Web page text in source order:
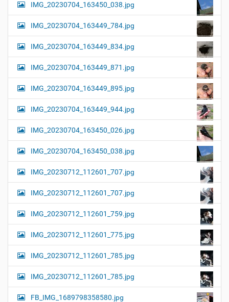
IMG_20230704_163450_038.jpg
IMG_20230704_163449_784.jpg
IMG_20230704_163449_834.jpg
IMG_20230704_163449_871.jpg
IMG_20230704_163449_895.jpg
IMG_20230704_163449_944.jpg
IMG_20230704_163450_026.jpg
IMG_20230704_163450_038.jpg
IMG_20230712_112601_707.jpg
IMG_20230712_112601_707.jpg
IMG_20230712_112601_759.jpg
IMG_20230712_112601_775.jpg
IMG_20230712_112601_785.jpg
IMG_20230712_112601_785.jpg
FB_IMG_1689798358580.jpg